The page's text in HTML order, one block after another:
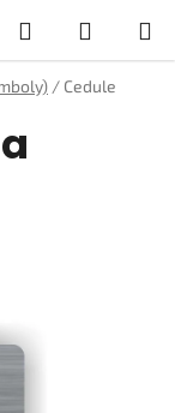
Hledat
KOŠÍK
/ Cedule